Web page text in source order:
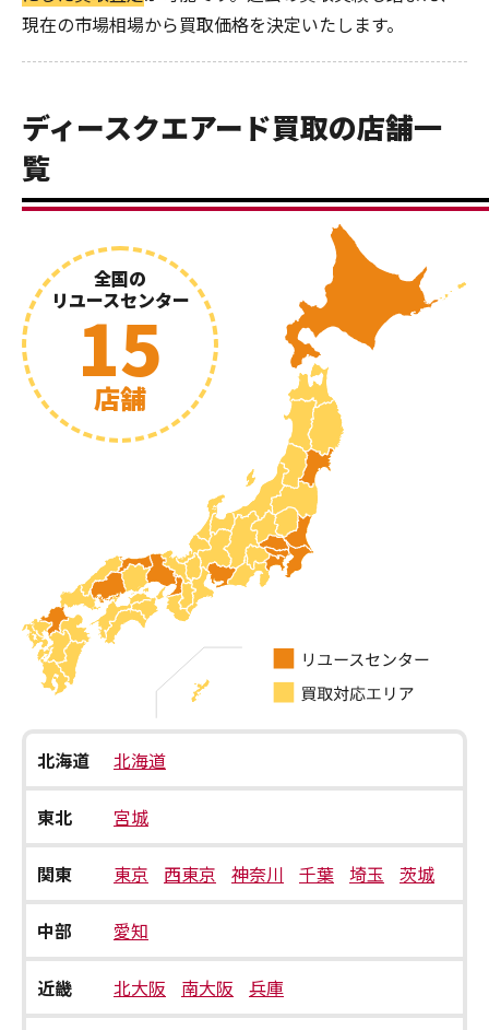
現在の市場相場から買取価格を決定いたします。
ディースクエアード買取の店舗一
覧
全国の
リユースセンター
15
店舗
北海道 北海道
東北 宮城
関東 東京 西東京 神奈川 千葉 埼玉 茨城
中部 愛知
近畿 北大阪 南大阪 兵庫